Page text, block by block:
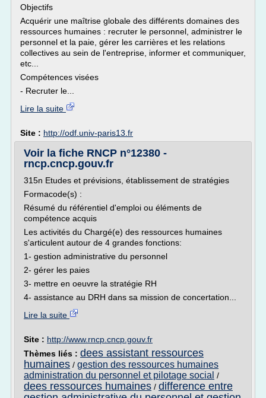
Objectifs
Acquérir une maîtrise globale des différents domaines des
ressources humaines : recruter le personnel, administrer le
personnel et la paie, gérer les carrières et les relations
collectives au sein de l'entreprise, informer et communiquer,
etc...
Compétences visées
- Recruter le...
Lire la suite
Site : http://odf.univ-paris13.fr
Voir la fiche RNCP n°12380 -
rncp.cncp.gouv.fr
315n Etudes et prévisions, établissement de stratégies
Formacode(s) :
Résumé du référentiel d'emploi ou éléments de
compétence acquis
Les activités du Chargé(e) des ressources humaines
s'articulent autour de 4 grandes fonctions:
1- gestion administrative du personnel
2- gérer les paies
3- mettre en oeuvre la stratégie RH
4- assistance au DRH dans sa mission de concertation...
Lire la suite
Site : http://www.rncp.cncp.gouv.fr
Thèmes liés : dees assistant ressources
humaines / gestion des ressources humaines
administration du personnel et pilotage social /
dees ressources humaines / difference entre